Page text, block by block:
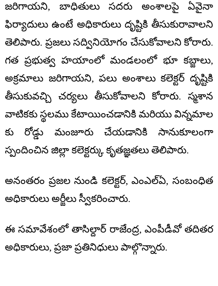
జరిగాయని, బాధితులు సదరు అంశాలపై ఏవైనా
ఫిర్యాదులు ఉంటే అధికారులు దృష్టికి తీసుకురావాలని
తెలిపారు. ప్రజలు సద్వినియోగం చేసుకోవాలని కోరారు.
గత ప్రభుత్వ హయాంలో మండలంలో భూ కబ్జాలు,
అక్రమాలు జరిగాయని, పలు అంశాలు కలెక్టర్ దృష్టికి
తీసుకువచ్చి చర్యలు తీసుకోవాలని కోరారు. స్మశాన
వాటికకు స్థలము కేటాయించడానికి మరియు విన్నమాల
కు రోడ్డు మంజూరు చేయడానికి సానుకూలంగా
స్పందించిన జిల్లా కలెక్టర్కు కృతజ్ఞతలు తెలిపారు.
అనంతరం ప్రజల నుండి కలెక్టర్, ఎంఎల్ఏ, సంబంధిత
అధికారులు అర్జీలు స్వీకరించారు.
ఈ సమావేశంలో తాసిల్దార్ రాజేంద్ర, ఎంపీడీవో తదితర
అధికారులు, ప్రజా ప్రతినిధులు పాల్గొన్నారు.